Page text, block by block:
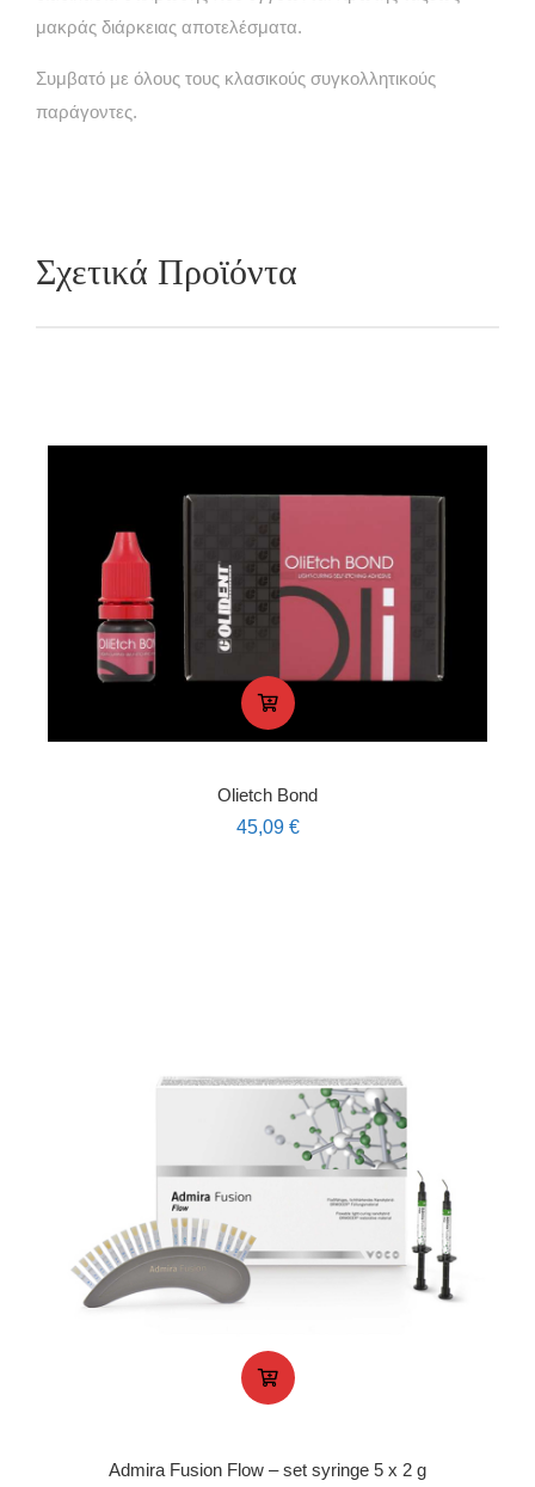
μακράς διάρκειας αποτελέσματα.
Συμβατό με όλους τους κλασικούς συγκολλητικούς
παράγοντες.
Σχετικά Προϊόντα
Olietch Bond
45,09 €
Admira Fusion Flow – set syringe 5 x 2 g